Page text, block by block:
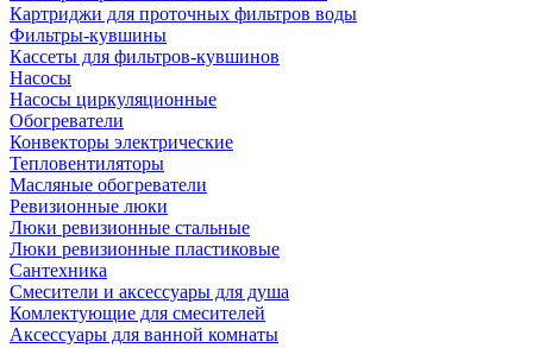
Картриджи для проточных фильтров воды
Фильтры-кувшины
Кассеты для фильтров-кувшинов
Насосы
Насосы циркуляционные
Обогреватели
Конвекторы электрические
Тепловентиляторы
Масляные обогреватели
Ревизионные люки
Люки ревизионные стальные
Люки ревизионные пластиковые
Сантехника
Смесители и аксессуары для душа
Комлектующие для смесителей
Аксессуары для ванной комнаты